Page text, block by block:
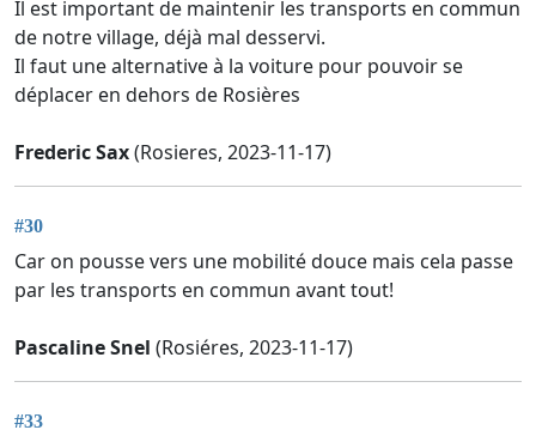
Il est important de maintenir les transports en commun
de notre village, déjà mal desservi.
Il faut une alternative à la voiture pour pouvoir se
déplacer en dehors de Rosières
Frederic Sax(Rosieres, 2023-11-17)
#30
Car on pousse vers une mobilité douce mais cela passe
par les transports en commun avant tout!
Pascaline Snel (Rosiéres, 2023-11-17)
#33